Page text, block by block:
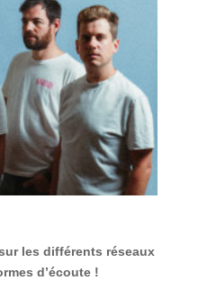
les différents réseaux
d’écoute !